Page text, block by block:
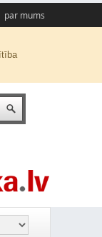
par mums